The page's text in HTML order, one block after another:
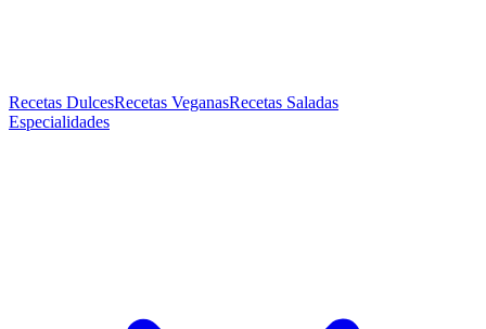
Recetas DulcesRecetas VeganasRecetas Saladas
Especialidades